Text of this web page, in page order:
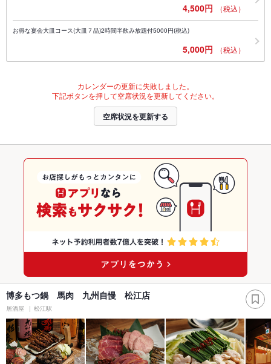
4,500円 （税込）
お得な宴会大皿コース(大皿７品)2時間半飲み放題付5000円(税込)
5,000円 （税込）
カレンダーの更新に失敗しました。
下記ボタンを押して空席状況を更新してください。
空席状況を更新する
博多もつ鍋 馬肉 九州自慢 松江店
居酒屋 松江駅